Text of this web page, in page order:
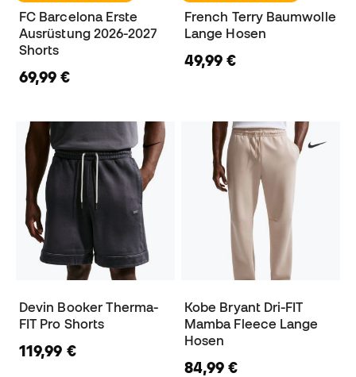
FC Barcelona Erste
Ausrüstung 2026-2027
Shorts
69,99 €
French Terry Baumwolle
Lange Hosen
49,99 €
Devin Booker Therma-
FIT Pro Shorts
119,99 €
Kobe Bryant Dri-FIT
Mamba Fleece Lange
Hosen
84,99 €